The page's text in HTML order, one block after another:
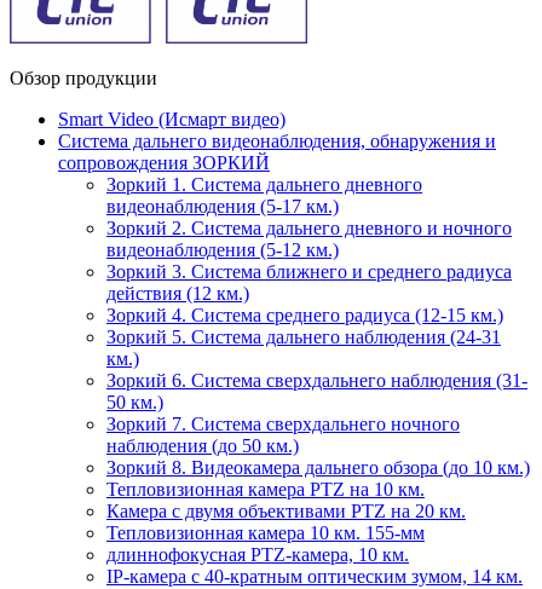
Обзор продукции
Smart Video (Исмарт видео)
Система дальнего видеонаблюдения, обнаружения и
сопровождения ЗОРКИЙ
Зоркий 1. Система дальнего дневного
видеонаблюдения (5-17 км.)
Зоркий 2. Система дальнего дневного и ночного
видеонаблюдения (5-12 км.)
Зоркий 3. Система ближнего и среднего радиуса
действия (12 км.)
Зоркий 4. Система среднего радиуса (12-15 км.)
Зоркий 5. Система дальнего наблюдения (24-31
км.)
Зоркий 6. Система сверхдальнего наблюдения (31-
50 км.)
Зоркий 7. Система сверхдальнего ночного
наблюдения (до 50 км.)
Зоркий 8. Видеокамера дальнего обзора (до 10 км.)
Тепловизионная камера PTZ на 10 км.
Камера с двумя объективами PTZ на 20 км.
Тепловизионная камера 10 км. 155-мм
длиннофокусная PTZ-камера, 10 км.
IP-камера с 40-кратным оптическим зумом, 14 км.